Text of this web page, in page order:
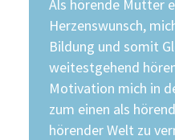
Als hörende Mutter
Herzenswunsch,
Bildung und somit
weitestgehend
Motivation mich in
zum einen als
hörender Welt zu